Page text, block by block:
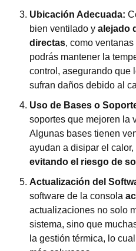
Ubicación Adecuada:
bien ventilado y alejado
directas, como
podrás mantener la
control, asegurando que
sufran daños debido al
Uso de Bases o
soportes que mejoren la
Algunas bases tienen
ayudan a disipar el calor,
evitando el riesgo de
Actualización del
software de la consola
actualizaciones no solo
sistema, sino que
la gestión térmica, lo